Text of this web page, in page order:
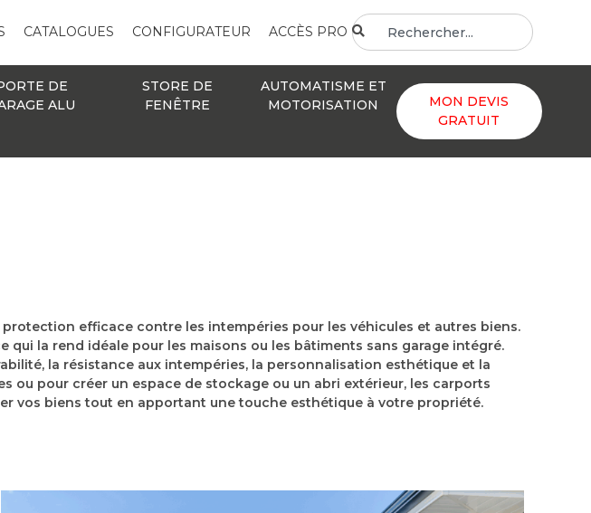
CATALOGUES CONFIGURATEUR ACCÈS PRO
DE
ALU
STORE DE
FENÊTRE
AUTOMATISME ET
MOTORISATION
MON DEVIS
GRATUIT
efficace contre les intempéries pour les véhicules et autres biens.
la rend idéale pour les maisons ou les bâtiments sans garage intégré.
la résistance aux intempéries, la personnalisation esthétique et la
ou pour créer un espace de stockage ou un abri extérieur, les carports
vos biens tout en apportant une touche esthétique à votre propriété.